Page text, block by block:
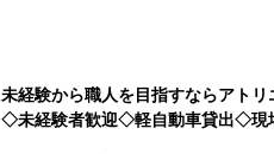
未経験から職人を目指すならアト
◇未経験者歓迎◇軽自動車貸出◇